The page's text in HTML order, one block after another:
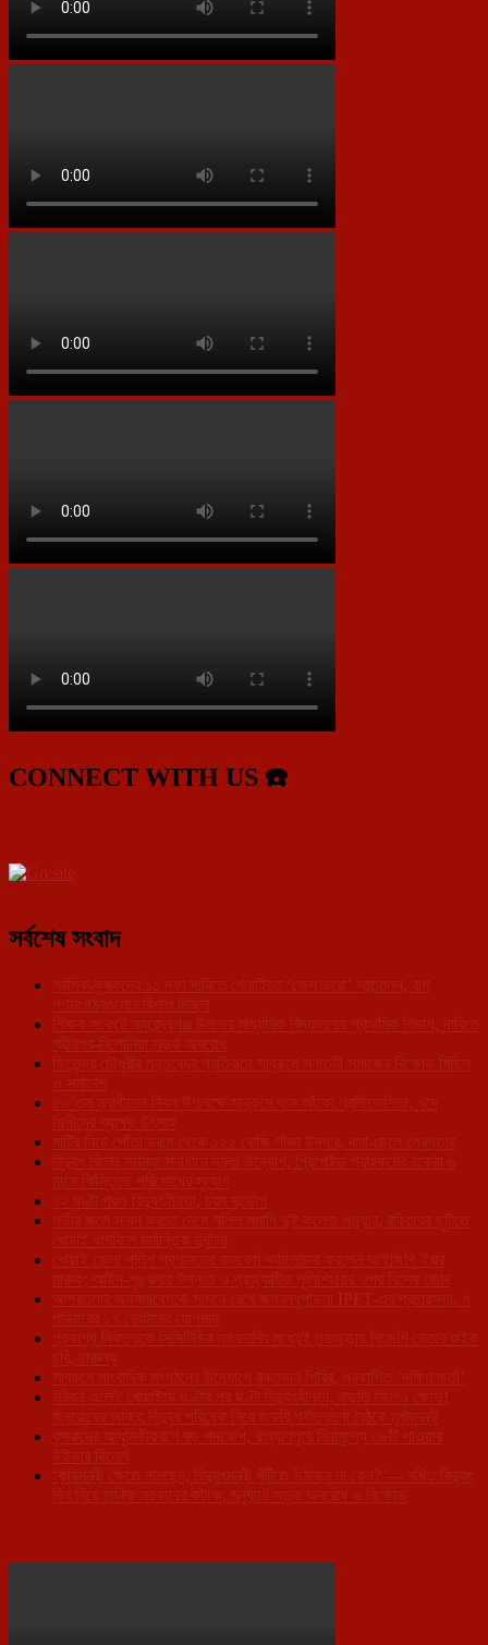
CONNECT WITH US ☎️
সর্বশেষ সংবাদ
শ্রমিক-কৃষকদের ১১ দফা দাবিতে খোয়াইতে ‘জেল ভরো’ আন্দোলন, বাম
গণসংগঠনগুলোর বিশাল মিছিল
শিক্ষক সংকটে সমরেন্দ্রগঞ্জ উচ্চতর মাধ্যমিক বিদ্যালয়ের প্রাথমিক বিভাগ, দাবিতে
শ্রীনগর-বিলোনিয়া সড়ক অবরোধ
জিতেন্দ্র চৌধুরীর মন্তব্যের প্রতিবাদে সাব্রুমে সনাতনী সমাজের বিক্ষোভ মিছিল
ও সমাবেশ
৮০’তম স্বাধীনতা দিবস উপলক্ষে সাব্রুমে বসে আঁকো প্রতিযোগিতা, খুদে
শিল্পীদের ব্যাপক উৎসাহ
মাটির নিচে পোঁতা ড্রাম থেকে ১২২ কেজি গাঁজা উদ্ধার, বাবা-ছেলে গ্রেপ্তার
বিদ্যুৎ বিলের সমস্যা সমাধানে দ্রুত উদ্যোগ, প্রিপেইড গ্রাহকদের বকেয়া ৬
মাসে কিস্তিতে পরিশোধের সুযোগ
১২ ঘণ্টা পরও বিদ্যুৎহীনতা, চরম দুর্ভোগ
গভীর জলে স্নান করতে নেমে সলিল সমাধি দুই কলেজ পড়ুয়ার, রবিবারের ছুটিতে
খোয়াই ধলাবিলে মর্মান্তিক দুর্ঘটনা
খোয়াই জেলা পুলিশ প্রশাসনের কাজকর্ম পর্যালোচনা করলেন আইজিপি ইপ্পর
মাঞ্চক; আইন-শৃঙ্খলার উন্নতি ও প্রঅ্যাক্টিভ পুলিশিংয়ের ওপর বিশেষ জোর
আগরতলার জনসমাবেশকে সামনে রেখে জগবন্ধুপাড়ায় IPFT-এর প্রচারসভা, ৭
পরিবারের ১৭ ভোটারের যোগদান
প্রকাশ্য দিবালোকে সিসিটিভির নজরদারির মধ্যেই গন্ডাছড়ায় বিজেপি নেতার বাইক
চুরি, চাঞ্চল্য
সাব্রুমে সাংবাদিক সংগঠনের উদ্যোগে রক্তদান শিবির, প্রকাশিত ‘দক্ষিণ বার্তা’
রবিবার এলেই খোয়াইয়ে ঘণ্টার পর ঘণ্টা বিদ্যুৎহীনতা, বাড়তি বিলেও ক্ষোভ!
জনরোষের আবহে বিদ্যুৎ পরিষেবা নিয়ে জরুরি পর্যালোচনা বৈঠকে মুখ্যমন্ত্রী
কৃষকদের আধুনিকীকরণে বড় পদক্ষেপ, কল্যাণপুরে বিনামূল্যে ৩৮টি পাওয়ার
উইডার বিতরণ
‘কৃষিমন্ত্রী ক্ষেতে নামছেন, বিদ্যুৎমন্ত্রী খুঁটিতে উঠছেন না কেন?’— বর্ধিত বিদ্যুৎ
বিল নিয়ে মানিক সরকারের কটাক্ষ, মনুঘাটে সড়ক অবরোধ ও বিক্ষোভ